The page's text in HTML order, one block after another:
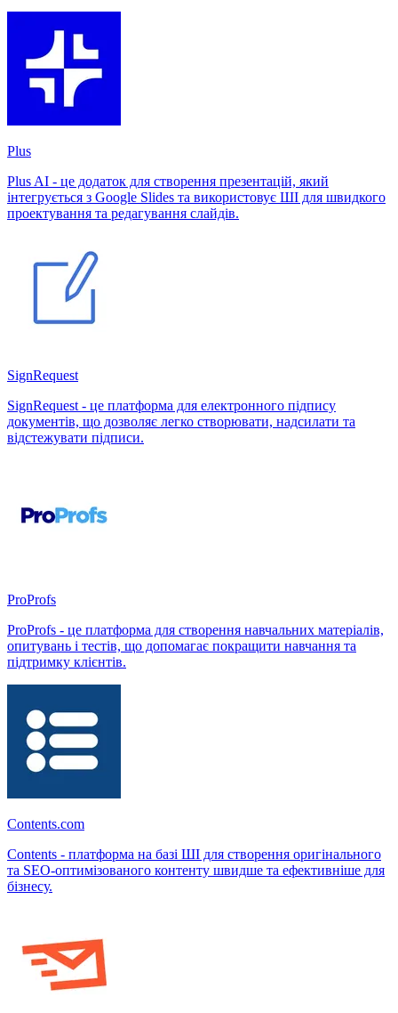
Plus
Plus AI - це додаток для створення презентацій, який
інтегрується з Google Slides та використовує ШІ для швидкого
проектування та редагування слайдів.
SignRequest
SignRequest - це платформа для електронного підпису
документів, що дозволяє легко створювати, надсилати та
відстежувати підписи.
ProProfs
ProProfs - це платформа для створення навчальних матеріалів,
опитувань і тестів, що допомагає покращити навчання та
підтримку клієнтів.
Contents.com
Contents - платформа на базі ШІ для створення оригінального
та SEO-оптимізованого контенту швидше та ефективніше для
бізнесу.